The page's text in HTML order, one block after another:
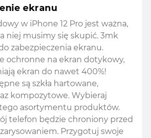
ekranu
w iPhone 12 Pro jest ważna,
niej musimy się skupić. 3mk
zabezpieczenia ekranu.
ochronne na ekran dotykowy,
ekran do nawet 400%!
są szkła hartowane,
kompozytowe. Wybieraj
asortymentu produktów.
telefon będzie chroniony przed
Przygotuj swoje